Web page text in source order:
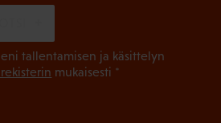
tallentamisen ja käsittelyn
mukaisesti *